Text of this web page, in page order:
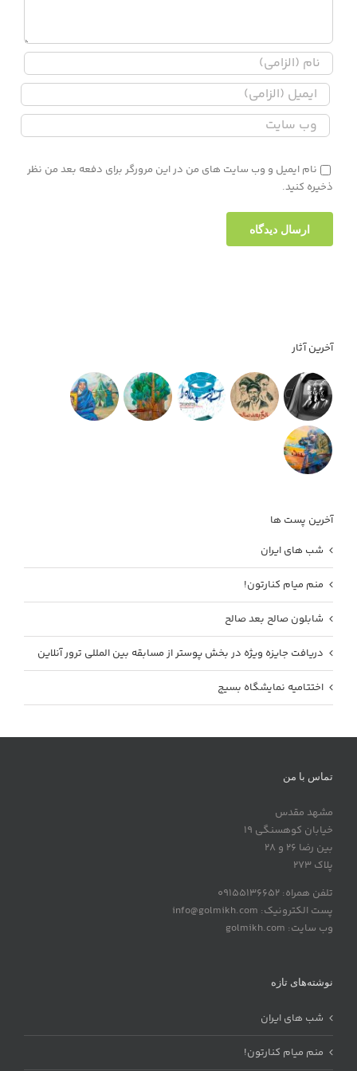
نام ایمیل و وب سایت های من در این مرورگر برای دفعه بعد من نظر
ذخیره کنید.
آخرین آثار
آخرین پست ها
شب های ایران
منم میام کنارتون!
شابلون صالح بعد صالح
دریافت جایزه ویژه در بخش پوستر از مسابقه بین المللی ترور آنلاین
اختتامیه نمایشگاه بسیج
تماس با من
مشهد مقدس
خیابان کوهسنگی 19
بین رضا 26 و 28
پلاک 273
تلفن همراه: 09155136652
پست الکترونیک: info@golmikh.com
وب سایت: golmikh.com
نوشته‌های تازه
شب های ایران
منم میام کنارتون!